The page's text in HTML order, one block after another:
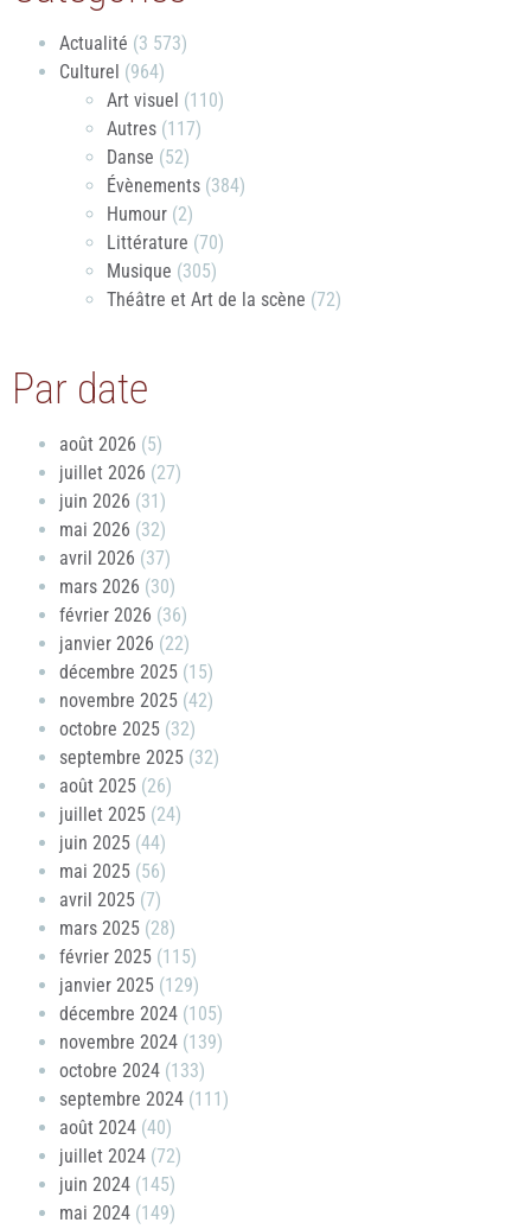
Actualité (3 573)
Culturel (964)
Art visuel (110)
Autres (117)
Danse (52)
Évènements (384)
Humour (2)
Littérature (70)
Musique (305)
Théâtre et Art de la scène (72)
Par date
août 2026 (5)
juillet 2026 (27)
juin 2026 (31)
mai 2026 (32)
avril 2026 (37)
mars 2026 (30)
février 2026 (36)
janvier 2026 (22)
décembre 2025 (15)
novembre 2025 (42)
octobre 2025 (32)
septembre 2025 (32)
août 2025 (26)
juillet 2025 (24)
juin 2025 (44)
mai 2025 (56)
avril 2025 (7)
mars 2025 (28)
février 2025 (115)
janvier 2025 (129)
décembre 2024 (105)
novembre 2024 (139)
octobre 2024 (133)
septembre 2024 (111)
août 2024 (40)
juillet 2024 (72)
juin 2024 (145)
mai 2024 (149)